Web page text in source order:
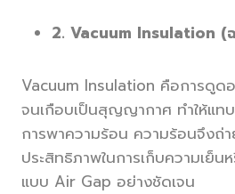
2. Vacuum Insulation
Vacuum Insulation คือการดูด
จนเกือบเป็นสุญญากาศ ทำให้แท
การพาความร้อน ความร้อนจึงถ่า
ประสิทธิภาพในการเก็บความเย็
แบบ Air Gap อย่างชัดเจน